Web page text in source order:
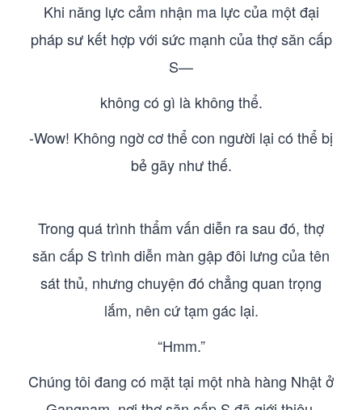
Khi năng lực cảm nhận ma lực của một đại
pháp sư kết hợp với sức mạnh của thợ săn cấp
S—
không có gì là không thể.
-Wow! Không ngờ cơ thể con người lại có thể bị
bẻ gãy như thế.
Trong quá trình thẩm vấn diễn ra sau đó, thợ
săn cấp S trình diễn màn gập đôi lưng của tên
sát thủ, nhưng chuyện đó chẳng quan trọng
lắm, nên cứ tạm gác lại.
“Hmm.”
Chúng tôi đang có mặt tại một nhà hàng Nhật ở